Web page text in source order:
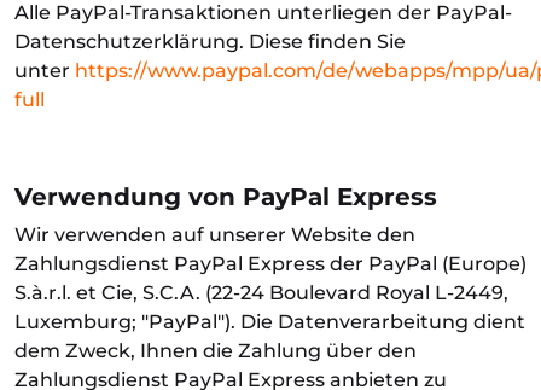
Alle PayPal-Transaktionen unterliegen der PayPal-
Datenschutzerklärung. Diese finden Sie
unter https://www.paypal.com/de/webapps/mpp/ua/
full
Verwendung von PayPal Express
Wir verwenden auf unserer Website den
Zahlungsdienst PayPal Express der PayPal (Europe)
S.à.r.l. et Cie, S.C.A. (22-24 Boulevard Royal L-2449,
Luxemburg; "PayPal"). Die Datenverarbeitung dient
dem Zweck, Ihnen die Zahlung über den
Zahlungsdienst PayPal Express anbieten zu